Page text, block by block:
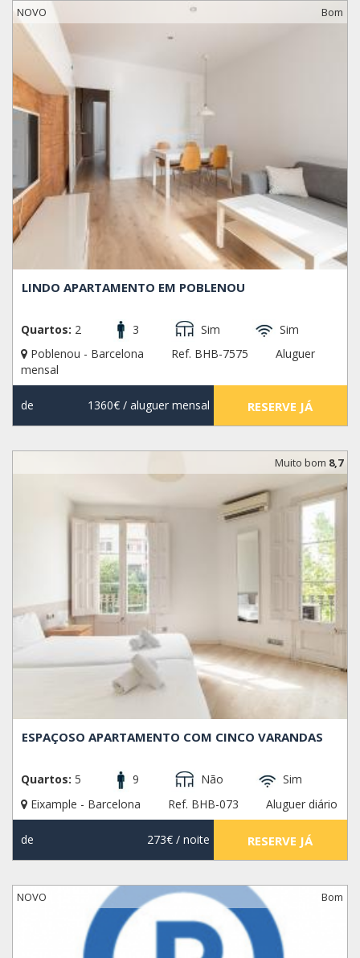
NOVO Bom
LINDO APARTAMENTO EM POBLENOU
Quartos: 2 3 Sim
Sim
Poblenou - Barcelona
Ref. BHB-7575
Aluguer
mensal
de 1360€/ aluguer mensal RESERVE JÁ
Muito bom 8,7
ESPAÇOSO APARTAMENTO COM CINCO VARANDAS
Quartos: 5 9 Não
Sim
Eixample - Barcelona
Ref. BHB-073 Aluguer diário
de 273€/ noite RESERVE JÁ
NOVO Bom